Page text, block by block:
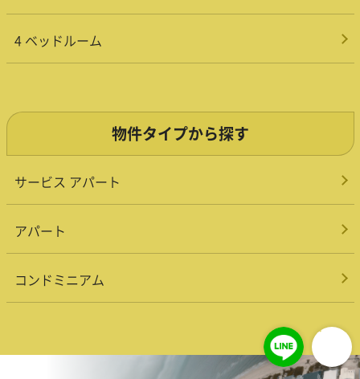
4 ベッドルーム
物件タイプから探す
サービス アパート
アパート
コンドミニアム